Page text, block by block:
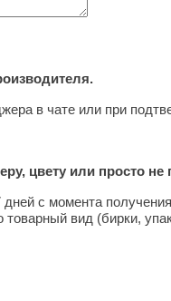
в чате или при
цвету или просто не
дней с момента
товарный вид (бирки,